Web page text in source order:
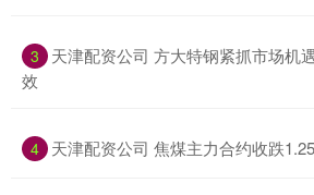
3
天津配资公司 方大特钢紧抓市场机
效
4 天津配资公司 焦煤主力合约收跌